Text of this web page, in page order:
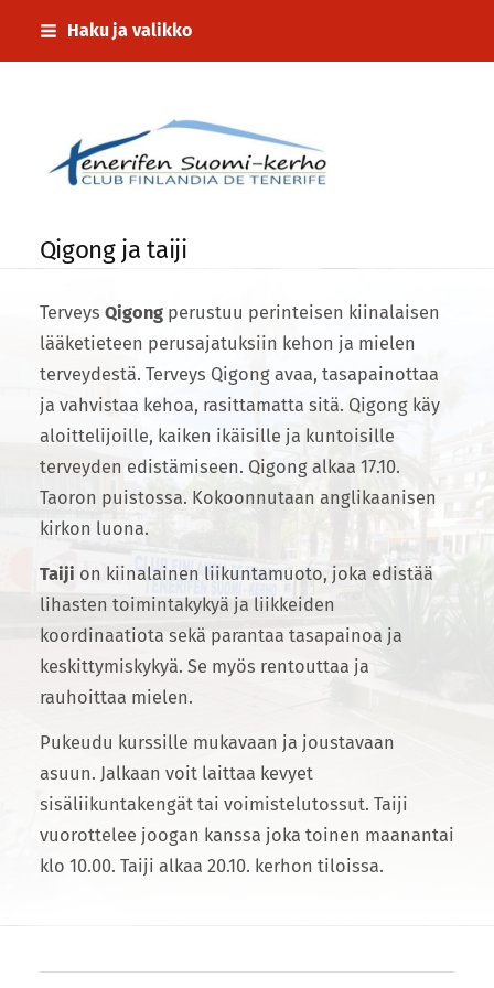
Siirry
sivun
Haku ja valikko
Tenerifen Suomi-kerho
Qigong ja taiji
Terveys Qigongperustuu perinteisen kiinalaisen
lääketieteen perusajatuksiin kehon ja mielen
terveydestä. Terveys Qigong avaa, tasapainottaa
ja vahvistaa kehoa, rasittamatta sitä. Qigong käy
aloittelijoille, kaiken ikäisille ja kuntoisille
terveyden edistämiseen. Qigong alkaa 17.10.
Taoron puistossa. Kokoonnutaan anglikaanisen
kirkon luona.
Taiji on kiinalainen liikuntamuoto, joka edistää
lihasten toimintakykyä ja liikkeiden
koordinaatiota sekä parantaa tasapainoa ja
keskittymiskykyä. Se myös rentouttaa ja
rauhoittaa mielen.
Pukeudu kurssille mukavaan ja joustavaan
asuun. Jalkaan voit laittaa kevyet
sisäliikuntakengät tai voimistelutossut. Taiji
vuorottelee joogan kanssa joka toinen maanantai
klo 10.00. Taiji alkaa 20.10. kerhon tiloissa.